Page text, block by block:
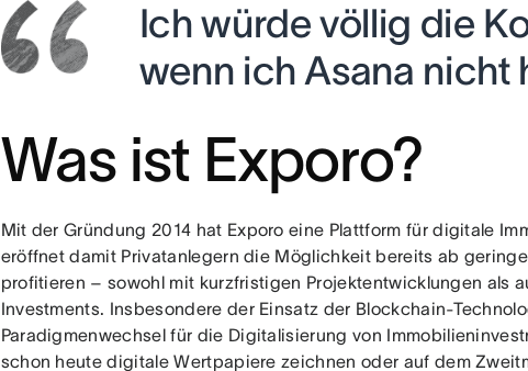
Ich würde völlig die
wenn ich Asana nicht
Was ist Exporo?
Mit der Gründung 2014 hat Exporo eine Plattform für digitale
eröffnet damit Privatanlegern die Möglichkeit bereits ab
profitieren – sowohl mit kurzfristigen Projektentwicklungen als
Investments. Insbesondere der Einsatz der Blockchain-
Paradigmenwechsel für die Digitalisierung von
schon heute digitale Wertpapiere zeichnen oder auf dem